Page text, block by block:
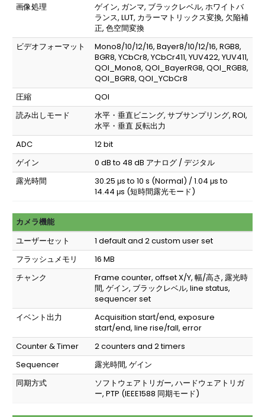
画像処理
ゲイン, ガンマ, ブラックレベル, ホワイトバ
ランス, LUT, カラーマトリックス変換, 欠陥補
正, 色空間変換
ビデオフォーマット
Mono8/10/12/16, Bayer8/10/12/16, RGB8,
BGR8, YCbCr8, YCbCr411, YUV422, YUV411,
QOI_Mono8, QOI_BayerRG8, QOI_RGB8,
QOI_BGR8, QOI_YCbCr8
圧縮
QOI
読み出しモード
水平・垂直ビニング, サブサンプリング, ROI,
水平・垂直 反転出力
ADC
12 bit
ゲイン
0 dB to 48 dB アナログ / デジタル
露光時間
30.25 μs to 10 s (Normal) / 1.04 μs to
14.44 μs (短時間露光モード)
カメラ機能
ユーザーセット
1 default and 2 custom user set
フラッシュメモリ
16 MB
チャンク
Frame counter, offset X/Y, 幅/高さ, 露光時
間, ゲイン, ブラックレベル, line status,
sequencer set
イベント出力
Acquisition start/end, exposure
start/end, line rise/fall, error
Counter & Timer
2 counters and 2 timers
Sequencer
露光時間, ゲイン
同期方式
ソフトウェアトリガー, ハードウェアトリガ
ー, PTP (IEEE1588 同期モード)